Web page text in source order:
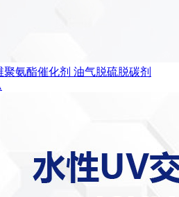
氨酯催化剂 油气脱硫脱碳剂